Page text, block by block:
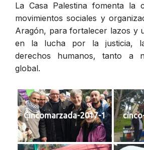
La Casa Palestina fomenta la
movimientos sociales y
Aragón, para fortalecer lazos y
en la lucha por la justicia,
derechos humanos, tanto a
global.
Cincomarzada-2017-1